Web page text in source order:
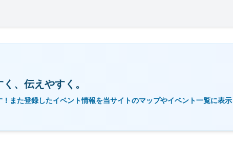
、伝えやすく。
また登録したイベント情報を当サイトのマップやイベント一覧に表示